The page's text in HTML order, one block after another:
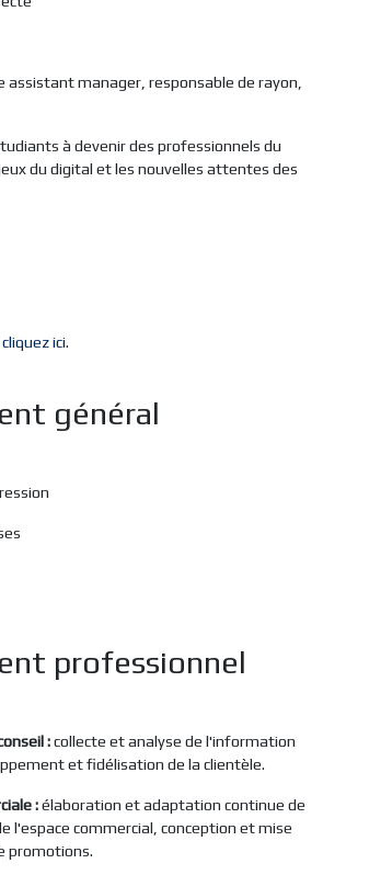
manager, responsable de rayon,
à devenir des professionnels du
du digital et les nouvelles attentes des
cliquez ici.
général
professionnel
:collecte et analyse de l'information
et fidélisation de la clientèle.
:élaboration et adaptation continue de
l'espace commercial, conception et mise
promotions.